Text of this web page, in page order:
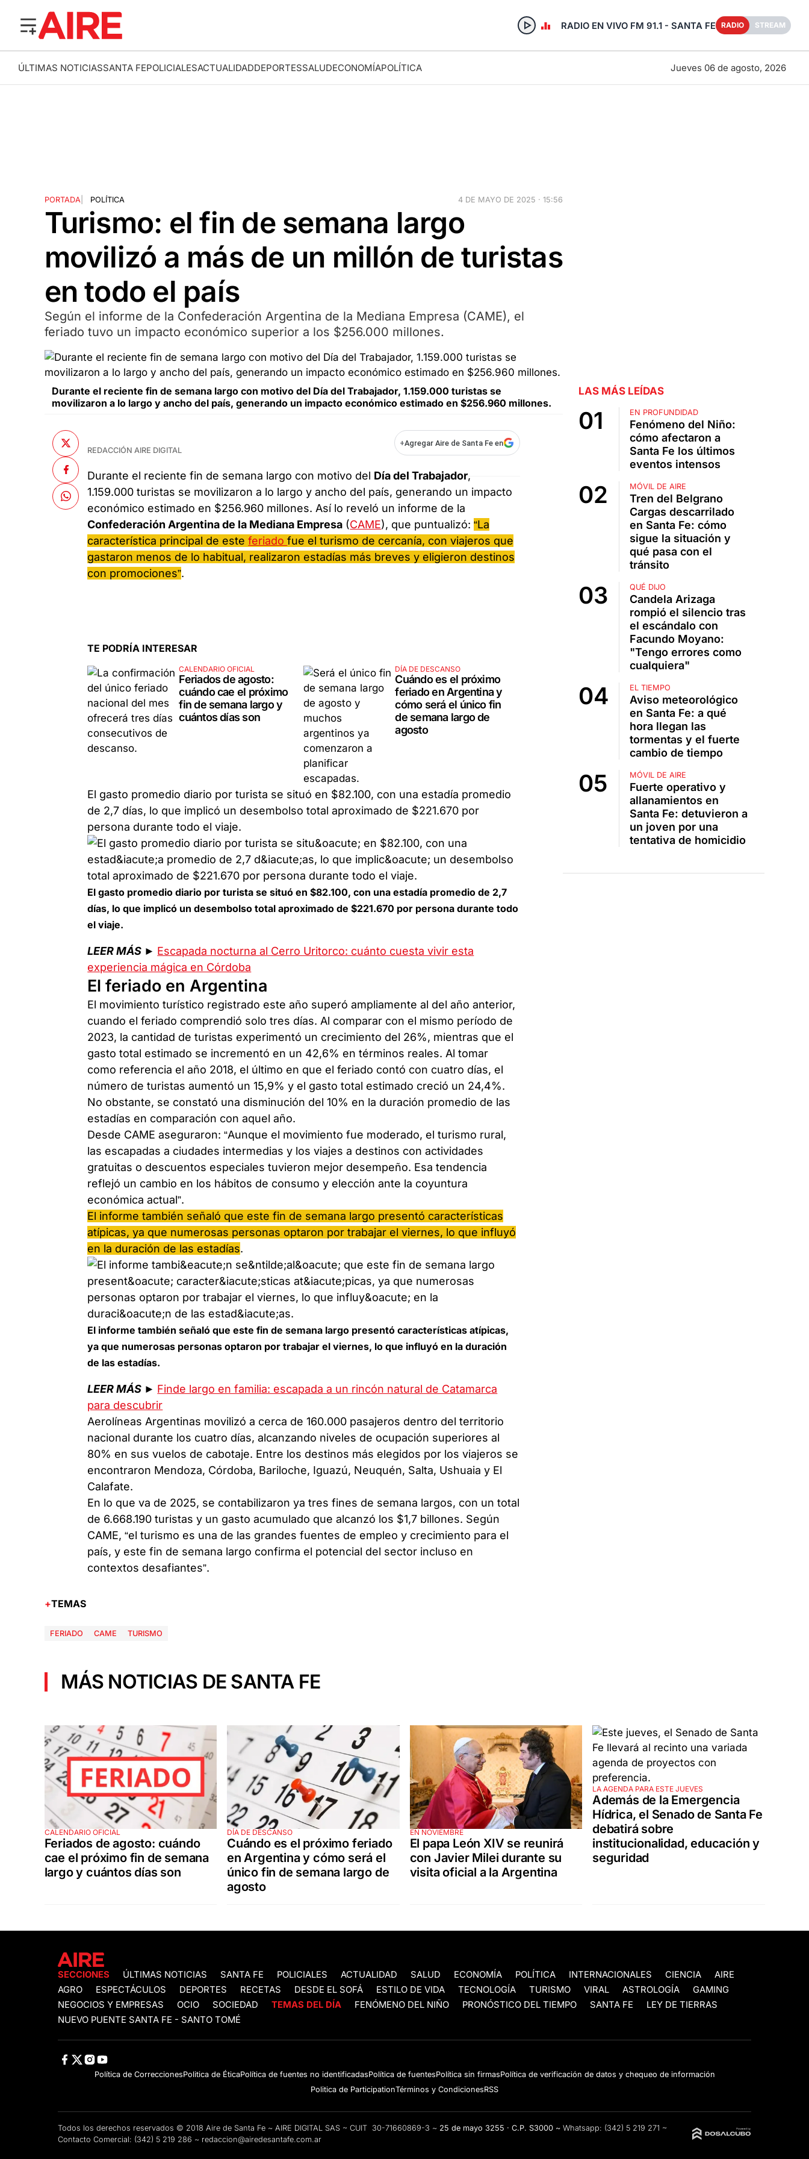
RADIO EN VIVO FM 91.1 - SANTA FE RADIO STREAM
ÚLTIMAS NOTICIASSANTA FEPOLICIALESACTUALIDADDEPORTESSALUDECONOMÍAPOLÍTICA Jueves 06 de agosto, 2026
PORTADA| POLÍTICA 4 DE MAYO DE 2025 · 15:56
Turismo: el fin de semana largo
movilizó a más de un millón de turistas
en todo el país
Según el informe de la Confederación Argentina de la Mediana Empresa (CAME), el
feriado tuvo un impacto económico superior a los $256.000 millones.
Durante el reciente fin de semana largo con motivo del Día del Trabajador, 1.159.000 turistas se
movilizaron a lo largo y ancho del país, generando un impacto económico estimado en $256.960 millones.
REDACCIÓN AIRE DIGITAL
+Agregar Aire de Santa Fe en
Durante el reciente fin de semana largo con motivo del Día del Trabajador,
1.159.000 turistas se movilizaron a lo largo y ancho del país, generando un impacto
económico estimado en $256.960 millones. Así lo reveló un informe de la
Confederación Argentina de la Mediana Empresa (CAME), que puntualizó:“La
característica principal de esteferiadofue el turismo de cercanía, con viajeros que
gastaron menos de lo habitual, realizaron estadías más breves y eligieron destinos
con promociones”.
TE PODRÍA INTERESAR
CALENDARIO OFICIAL
Feriados de agosto:
cuándo cae el próximo
fin de semana largo y
cuántos días son
DÍA DE DESCANSO
Cuándo es el próximo
feriado en Argentina y
cómo será el único fin
de semana largo de
agosto
El gasto promedio diario por turista se situó en $82.100, con una estadía promedio
de 2,7 días, lo que implicó un desembolso total aproximado de $221.670 por
persona durante todo el viaje.
El gasto promedio diario por turista se situó en $82.100, con una estadía promedio de 2,7
días, lo que implicó un desembolso total aproximado de $221.670 por persona durante todo
el viaje.
LEER MÁS ► Escapada nocturna al Cerro Uritorco: cuánto cuesta vivir esta
experiencia mágica en Córdoba
El feriado en Argentina
El movimiento turístico registrado este año superó ampliamente al del año anterior,
cuando el feriado comprendió solo tres días. Al comparar con el mismo período de
2023, la cantidad de turistas experimentó un crecimiento del 26%, mientras que el
gasto total estimado se incrementó en un 42,6% en términos reales. Al tomar
como referencia el año 2018, el último en que el feriado contó con cuatro días, el
número de turistas aumentó un 15,9% y el gasto total estimado creció un 24,4%.
No obstante, se constató una disminución del 10% en la duración promedio de las
estadías en comparación con aquel año.
Desde CAME aseguraron: “Aunque el movimiento fue moderado, el turismo rural,
las escapadas a ciudades intermedias y los viajes a destinos con actividades
gratuitas o descuentos especiales tuvieron mejor desempeño. Esa tendencia
reflejó un cambio en los hábitos de consumo y elección ante la coyuntura
económica actual”.
El informe también señaló que este fin de semana largo presentó características
atípicas, ya que numerosas personas optaron por trabajar el viernes, lo que influyó
en la duración de las estadías.
El informe también señaló que este fin de semana largo presentó características atípicas,
ya que numerosas personas optaron por trabajar el viernes, lo que influyó en la duración
de las estadías.
LEER MÁS ► Finde largo en familia: escapada a un rincón natural de Catamarca
para descubrir
Aerolíneas Argentinas movilizó a cerca de 160.000 pasajeros dentro del territorio
nacional durante los cuatro días, alcanzando niveles de ocupación superiores al
80% en sus vuelos de cabotaje. Entre los destinos más elegidos por los viajeros se
encontraron Mendoza, Córdoba, Bariloche, Iguazú, Neuquén, Salta, Ushuaia y El
Calafate.
En lo que va de 2025, se contabilizaron ya tres fines de semana largos, con un total
de 6.668.190 turistas y un gasto acumulado que alcanzó los $1,7 billones. Según
CAME, “el turismo es una de las grandes fuentes de empleo y crecimiento para el
país, y este fin de semana largo confirma el potencial del sector incluso en
contextos desafiantes”.
LAS MÁS LEÍDAS
EN PROFUNDIDAD
Fenómeno del Niño:
cómo afectaron a
Santa Fe los últimos
eventos intensos
MÓVIL DE AIRE
Tren del Belgrano
Cargas descarrilado
en Santa Fe: cómo
sigue la situación y
qué pasa con el
tránsito
QUÉ DIJO
Candela Arizaga
rompió el silencio tras
el escándalo con
Facundo Moyano:
"Tengo errores como
cualquiera"
EL TIEMPO
Aviso meteorológico
en Santa Fe: a qué
hora llegan las
tormentas y el fuerte
cambio de tiempo
MÓVIL DE AIRE
Fuerte operativo y
allanamientos en
Santa Fe: detuvieron a
un joven por una
tentativa de homicidio
TEMAS
FERIADO CAME TURISMO
MÁS NOTICIAS DE SANTA FE
CALENDARIO OFICIAL
Feriados de agosto: cuándo
cae el próximo fin de semana
largo y cuántos días son
DÍA DE DESCANSO
Cuándo es el próximo feriado
en Argentina y cómo será el
único fin de semana largo de
agosto
EN NOVIEMBRE
El papa León XIV se reunirá
con Javier Milei durante su
visita oficial a la Argentina
LA AGENDA PARA ESTE JUEVES
Además de la Emergencia
Hídrica, el Senado de Santa Fe
debatirá sobre
institucionalidad, educación y
seguridad
SECCIONES ÚLTIMAS NOTICIAS SANTA FE POLICIALES ACTUALIDAD SALUD ECONOMÍA POLÍTICA INTERNACIONALES CIENCIA
AIRE
AGRO
ESPECTÁCULOS DEPORTES RECETAS DESDE EL SOFÁ ESTILO DE VIDA TECNOLOGÍA TURISMO VIRAL ASTROLOGÍA
GAMING
NEGOCIOS Y EMPRESAS
OCIO SOCIEDAD TEMAS DEL DÍA FENÓMENO DEL NIÑO PRONÓSTICO DEL TIEMPO SANTA FE
LEY DE TIERRAS
NUEVO PUENTE SANTA FE - SANTO TOMÉ
Política de CorreccionesPolitica de ÉticaPolítica de fuentes no identificadasPolítica de fuentesPolítica sin firmasPolítica de verificación de datos y chequeo de información
Politica de ParticipationTérminos y CondicionesRSS
Todos los derechos reservados © 2018 Aire de Santa Fe ~ AIRE DIGITAL SAS ~ CUIT 30-71660869-3 ~ 25 de mayo 3255 · C.P. S3000 ~ Whatsapp: (342) 5 219 271 ~
Contacto Comercial: (342) 5 219 286 ~ redaccion@airedesantafe.com.ar